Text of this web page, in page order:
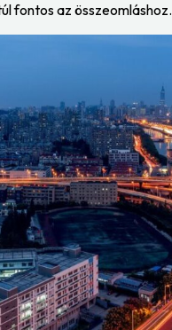
fontos az összeomláshoz.